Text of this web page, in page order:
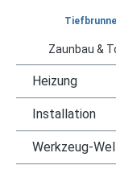
Zaunbau &
Heizung
Installation
Werkzeug-